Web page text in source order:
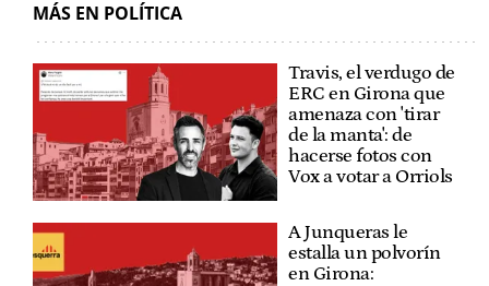
MÁS EN POLÍTICA
Travis, el verdugo de
ERC en Girona que
amenaza con 'tirar
de la manta': de
hacerse fotos con
Vox a votar a Orriols
A Junqueras le
estalla un polvorín
en Girona: